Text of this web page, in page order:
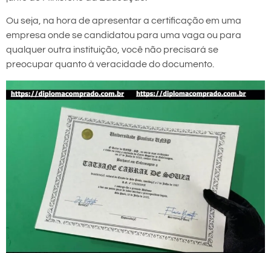
Ou seja, na hora de apresentar a certificação em uma
empresa onde se candidatou para uma vaga ou para
qualquer outra instituição, você não precisará se
preocupar quanto à veracidade do documento.